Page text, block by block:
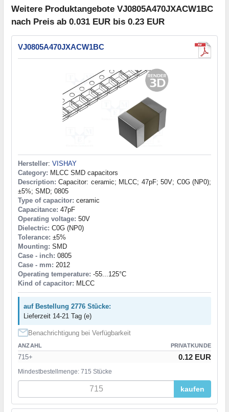
Weitere Produktangebote VJ0805A470JXACW1BC
nach Preis ab 0.031 EUR bis 0.23 EUR
VJ0805A470JXACW1BC
Hersteller: VISHAY
Category: MLCC SMD capacitors
Description: Capacitor: ceramic; MLCC; 47pF; 50V; C0G (NP0);
±5%; SMD; 0805
Type of capacitor: ceramic
Capacitance: 47pF
Operating voltage: 50V
Dielectric: C0G (NP0)
Tolerance: ±5%
Mounting: SMD
Case - inch: 0805
Case - mm: 2012
Operating temperature: -55...125°C
Kind of capacitor: MLCC
auf Bestellung 2776 Stücke:
Lieferzeit 14-21 Tag (e)
Benachrichtigung bei Verfügbarkeit
ANZAHL PRIVATKUNDE
715+ 0.12 EUR
Mindestbestellmenge: 715 Stücke
kaufen